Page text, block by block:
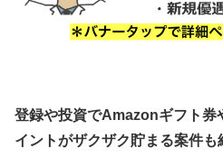
登録や投資でAmazonギフト券
イントがザクザク貯まる案件も